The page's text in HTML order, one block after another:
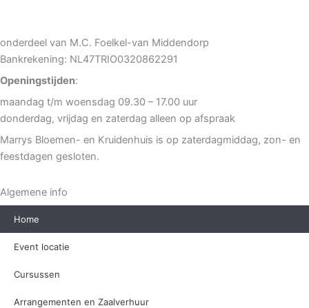
onderdeel van M.C. Foelkel-van Middendorp
Bankrekening: NL47TRIO0320862291
Openingstijden:
maandag t/m woensdag 09.30 – 17.00 uur
donderdag, vrijdag en zaterdag alleen op afspraak
Marrys Bloemen- en Kruidenhuis is op zaterdagmiddag, zon- en
feestdagen gesloten.
Algemene info
Home
Event locatie
Cursussen
Arrangementen en Zaalverhuur